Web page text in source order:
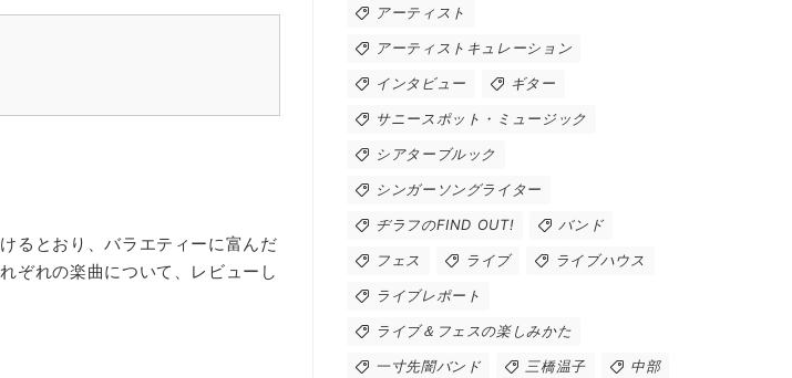
るとおり、バラエティーに富んだ
ぞれの楽曲について、レビューし
アーティスト
アーティストキュレーション
インタビュー ギター
サニースポット・ミュージック
シアターブルック
シンガーソングライター
ヂラフのFIND OUT! バンド
フェス ライブ ライブハウス
ライブレポート
ライブ＆フェスの楽しみかた
一寸先闇バンド 三橋温子 中部